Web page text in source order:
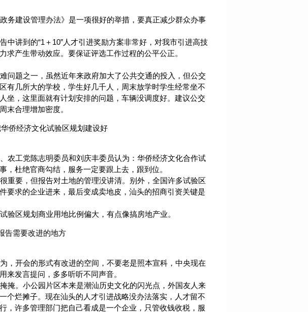
务建设管理办法》是一项很好的举措，要真正减少群众办事
讲到的“1＋10”人才引进奖励方案非常好，对我市引进高技
求产生带动效应。要保证评选工作过程的公平公正。
问题之一，虽然近年来政府加大了公共交通的投入，但公交
有几所大的学校，学生好几千人，周末放学时学生经常坐不
坐，这里面就有计划安排的问题，车辆没调度好。建议公交
末合理增加密度。
侨经济文化试验区规划建设好
农工党陈志明委员和刘庆丰委员认为：华侨经济文化合作试
，杜绝官商勾结，服务一定要跟上去，跟到位。
重要，但报告对土地的管理没讲清。别外，全国许多试验区
要求的企业进来，最后变成卖地皮，汕头的招商引资关键是
区规划商业用地比例偏大，有点像搞房地产业。
告需要改进的地方
，开会的形式有改进的空间，不要老是照本宣科，中央现在
来发言提问，多多听听不同声音。
掩。小公园片区本来是潮汕历史文化的闪光点，外国友人来
个烂摊子。现在汕头的人才引进战略没办法落实，人才留不
，许多管理部门把自己看成是一个企业，只管收钱收税，服